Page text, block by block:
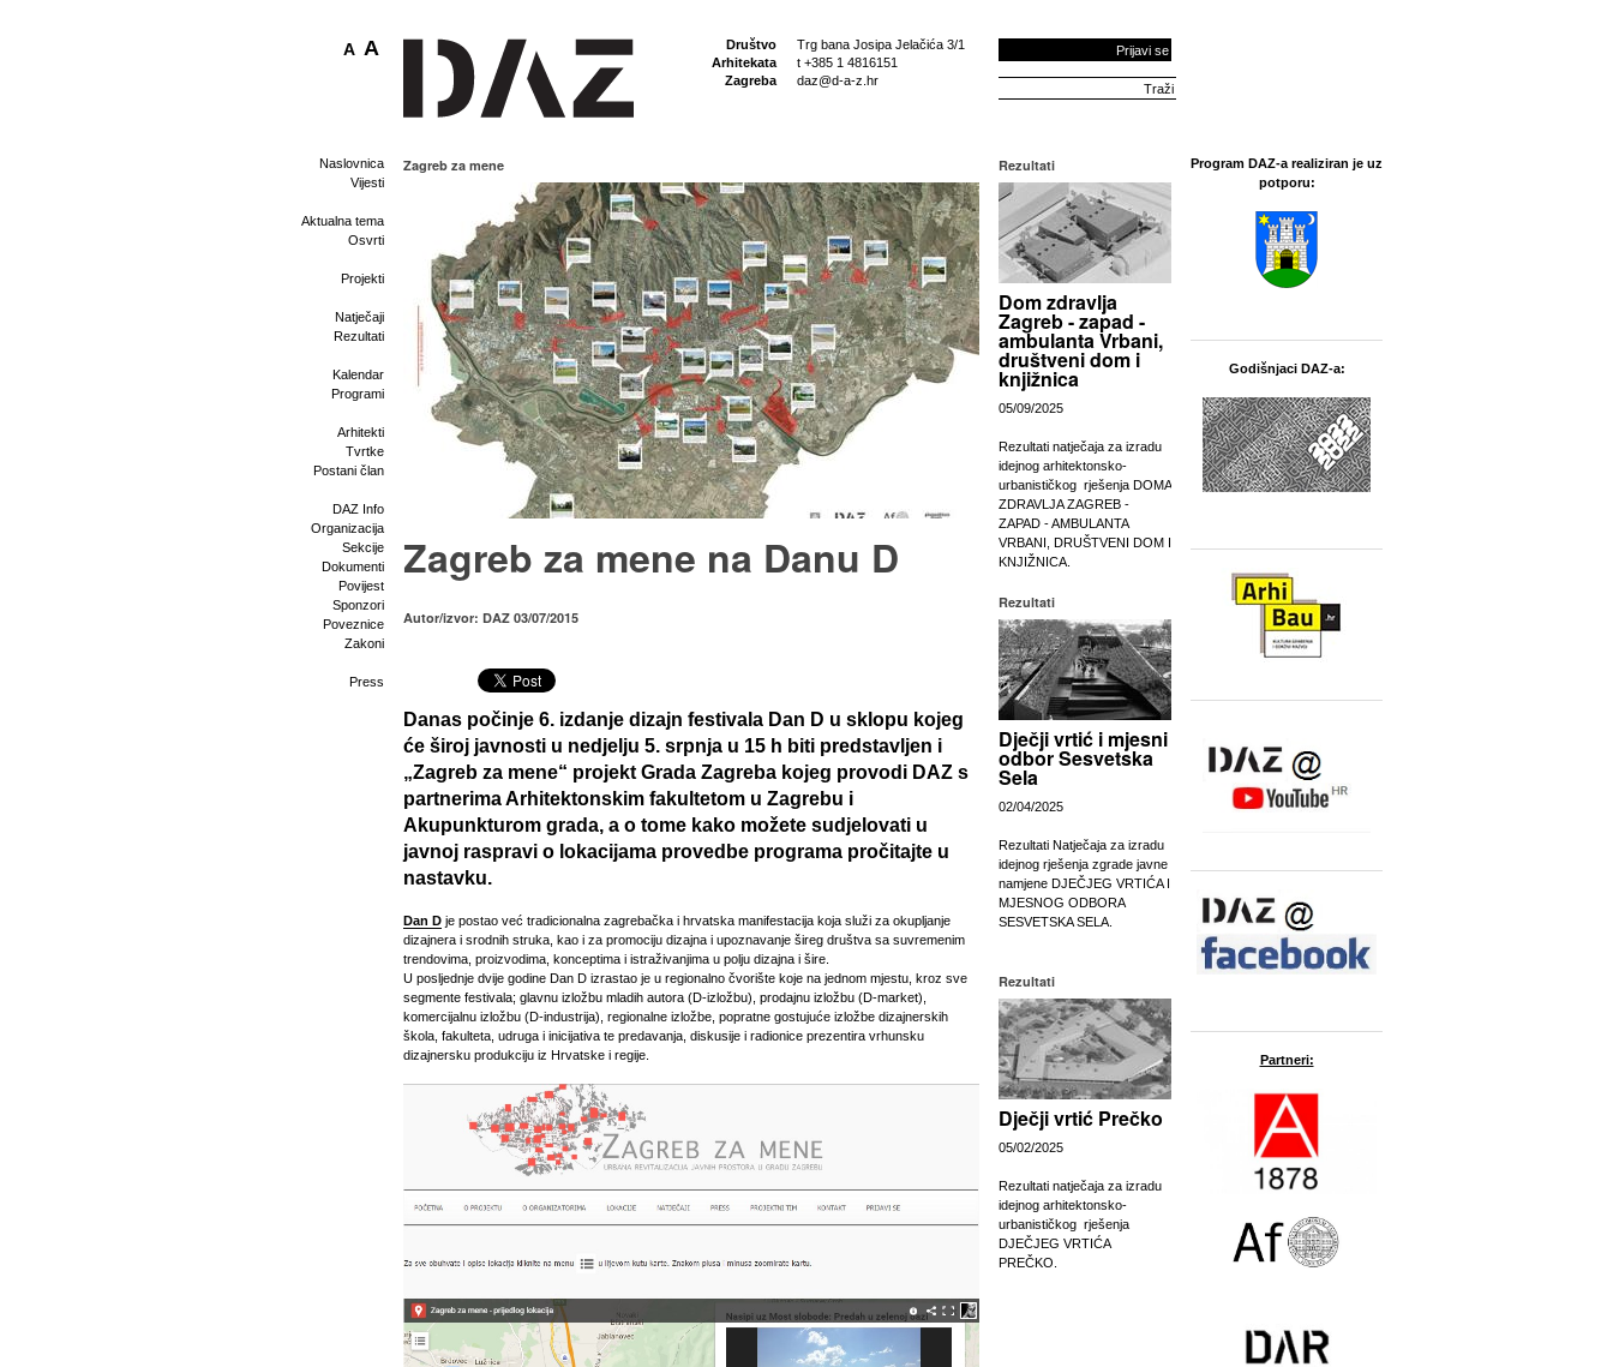
Društvo
Arhitekata
Zagreba
Trg bana Josipa Jelačića 3/1
t +385 1 4816151
daz@d-a-z.hr
Prijavi se
A A
Naslovnica
Vijesti
Aktualna tema
Osvrti
Projekti
Natječaji
Rezultati
Kalendar
Programi
Arhitekti
Tvrtke
Postani član
DAZ Info
Organizacija
Sekcije
Dokumenti
Povijest
Sponzori
Poveznice
Zakoni
Press
Zagreb za mene
Zagreb za mene na Danu D
Autor/izvor: DAZ 03/07/2015
Danas počinje 6. izdanje dizajn festivala Dan D u sklopu kojeg
će široj javnosti u nedjelju 5. srpnja u 15 h biti predstavljen i
„Zagreb za mene“ projekt Grada Zagreba kojeg provodi DAZ s
partnerima Arhitektonskim fakultetom u Zagrebu i
Akupunkturom grada, a o tome kako možete sudjelovati u
javnoj raspravi o lokacijama provedbe programa pročitajte u
nastavku.
Dan D je postao već tradicionalna zagrebačka i hrvatska manifestacija koja služi za okupljanje
dizajnera i srodnih struka, kao i za promociju dizajna i upoznavanje šireg društva sa suvremenim
trendovima, proizvodima, konceptima i istraživanjima u polju dizajna i šire.
U posljednje dvije godine Dan D izrastao je u regionalno čvorište koje na jednom mjestu, kroz sve
segmente festivala; glavnu izložbu mladih autora (D-izložbu), prodajnu izložbu (D-market),
komercijalnu izložbu (D-industrija), regionalne izložbe, popratne gostujuće izložbe dizajnerskih
škola, fakulteta, udruga i inicijativa te predavanja, diskusije i radionice prezentira vrhunsku
dizajnersku produkciju iz Hrvatske i regije.
Rezultati
Dom zdravlja
Zagreb - zapad -
ambulanta Vrbani,
društveni dom i
knjižnica
05/09/2025
Rezultati natječaja za izradu
idejnog arhitektonsko-
urbanističkog rješenja DOMA
ZDRAVLJA ZAGREB -
ZAPAD - AMBULANTA
VRBANI, DRUŠTVENI DOM I
KNJIŽNICA.
Rezultati
Dječji vrtić i mjesni
odbor Sesvetska
Sela
02/04/2025
Rezultati Natječaja za izradu
idejnog rješenja zgrade javne
namjene DJEČJEG VRTIĆA I
MJESNOG ODBORA
SESVETSKA SELA.
Rezultati
Dječji vrtić Prečko
05/02/2025
Rezultati natječaja za izradu
idejnog arhitektonsko-
urbanističkog rješenja
DJEČJEG VRTIĆA
PREČKO.
Program DAZ-a realiziran je uz
potporu:
Godišnjaci DAZ-a:
Partneri: